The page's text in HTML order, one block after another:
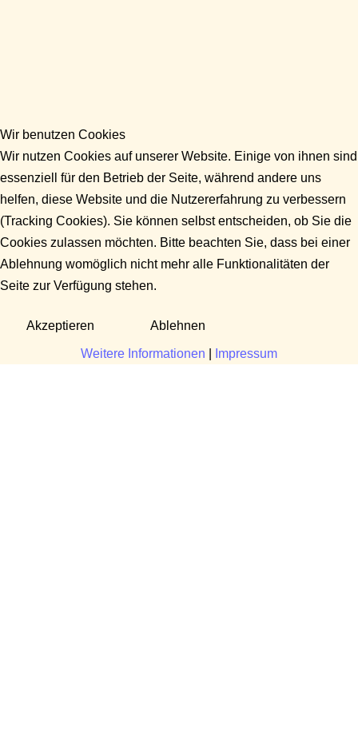
Wir benutzen Cookies
Wir nutzen Cookies auf unserer Website. Einige von ihnen sind
essenziell für den Betrieb der Seite, während andere uns
helfen, diese Website und die Nutzererfahrung zu verbessern
(Tracking Cookies). Sie können selbst entscheiden, ob Sie die
Cookies zulassen möchten. Bitte beachten Sie, dass bei einer
Ablehnung womöglich nicht mehr alle Funktionalitäten der
Seite zur Verfügung stehen.
Akzeptieren Ablehnen
Weitere Informationen Impressum